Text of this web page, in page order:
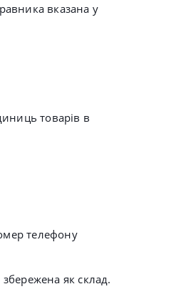
вказана у
товарів в
телефону
як склад.